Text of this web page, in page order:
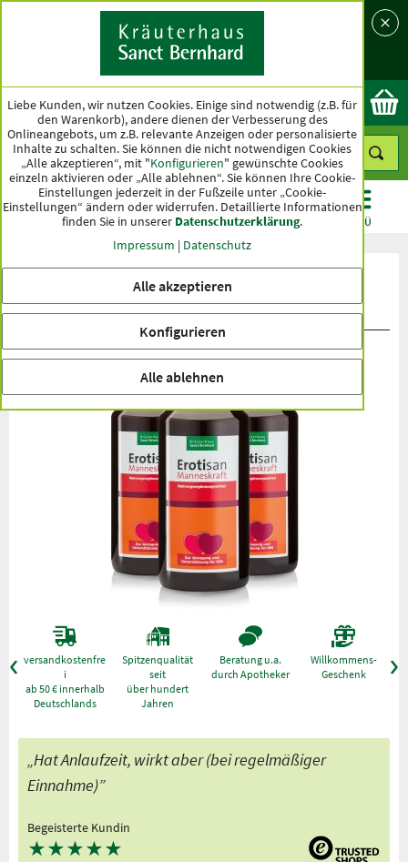
Land
Ok
KATEGORIEN ANGEBOTE TOPSELLER MENÜ
Produktbewertungen Erotisan-
Manneskraft
versandkostenfre
i
ab 50 € innerhalb
Deutschlands
Spitzenqualität
seit
über hundert
Jahren
Beratung u.a.
durch Apotheker
Willkommens-
Geschenk
„Hat Anlaufzeit, wirkt aber (bei regelmäßiger
Einnahme)”
Begeisterte Kundin
★★★★★
Liebe Kunden, wir nutzen Cookies. Einige sind notwendig (z.B. für
den Warenkorb), andere dienen der Verbesserung des
Onlineangebots, um z.B. relevante Anzeigen oder personalisierte
Inhalte zu schalten. Sie können die nicht notwendigen Cookies
„Alle akzeptieren“, mit "Konfigurieren" gewünschte Cookies
einzeln aktivieren oder „Alle ablehnen“. Sie können Ihre Cookie-
Einstellungen jederzeit in der Fußzeile unter „Cookie-
Einstellungen“ ändern oder widerrufen. Detaillierte Informationen
finden Sie in unserer Datenschutzerklärung.
Impressum | Datenschutz
Alle akzeptieren
Konfigurieren
Alle ablehnen